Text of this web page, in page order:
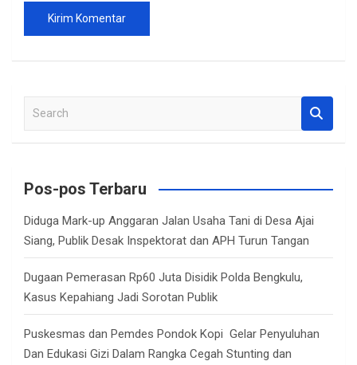
a
c
Pos-pos Terbaru
Diduga Mark-up Anggaran Jalan Usaha Tani di Desa Ajai
Siang, Publik Desak Inspektorat dan APH Turun Tangan
Dugaan Pemerasan Rp60 Juta Disidik Polda Bengkulu,
Kasus Kepahiang Jadi Sorotan Publik
Puskesmas dan Pemdes Pondok Kopi Gelar Penyuluhan
Dan Edukasi Gizi Dalam Rangka Cegah Stunting dan